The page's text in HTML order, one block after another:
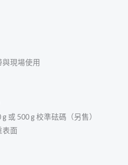
現場使用
或 500 g 校準砝碼（另售）
表面